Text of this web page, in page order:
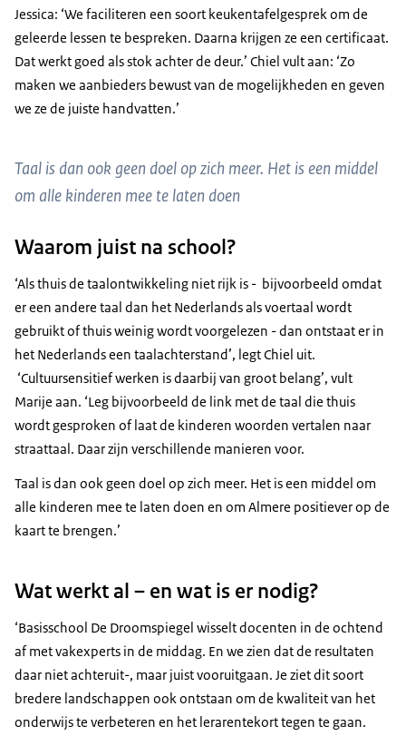
Jessica: ‘We faciliteren een soort keukentafelgesprek om de
geleerde lessen te bespreken. Daarna krijgen ze een certificaat.
Dat werkt goed als stok achter de deur.’ Chiel vult aan: ‘Zo
maken we aanbieders bewust van de mogelijkheden en geven
we ze de juiste handvatten.’
Taal is dan ook geen doel op zich meer. Het is een middel
om alle kinderen mee te laten doen
Waarom juist na school?
‘Als thuis de taalontwikkeling niet rijk is - bijvoorbeeld omdat
er een andere taal dan het Nederlands als voertaal wordt
gebruikt of thuis weinig wordt voorgelezen - dan ontstaat er in
het Nederlands een taalachterstand’, legt Chiel uit.
‘Cultuursensitief werken is daarbij van groot belang’, vult
Marije aan. ‘Leg bijvoorbeeld de link met de taal die thuis
wordt gesproken of laat de kinderen woorden vertalen naar
straattaal. Daar zijn verschillende manieren voor.
Taal is dan ook geen doel op zich meer. Het is een middel om
alle kinderen mee te laten doen en om Almere positiever op de
kaart te brengen.’
Wat werkt al – en wat is er nodig?
‘Basisschool De Droomspiegel wisselt docenten in de ochtend
af met vakexperts in de middag. En we zien dat de resultaten
daar niet achteruit-, maar juist vooruitgaan. Je ziet dit soort
bredere landschappen ook ontstaan om de kwaliteit van het
onderwijs te verbeteren en het lerarentekort tegen te gaan.